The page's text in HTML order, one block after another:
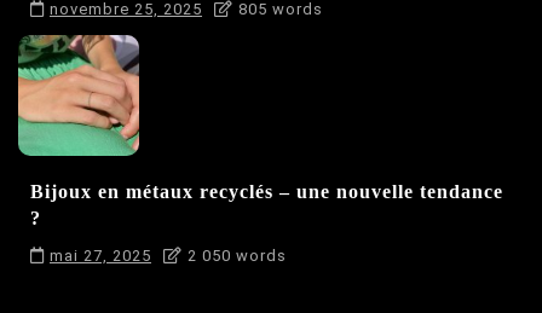
novembre 25, 2025 805 words
Bijoux en métaux recyclés – une nouvelle tendance
?
mai 27, 2025 2 050 words